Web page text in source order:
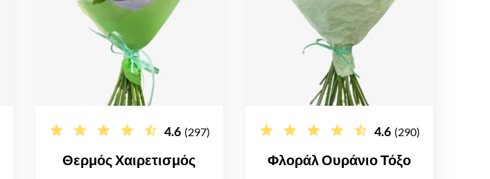
4.6 (297)
Θερμός Χαιρετισμός
4.6 (290)
Φλοράλ Ουράνιο Τόξο